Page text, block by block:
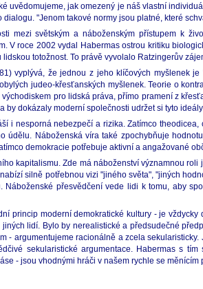
uvědomujeme, jak omezený je náš vlastní
"Jenom takové normy jsou platné, které
mezi světským a náboženským přístupem k
V roce 2002 vydal Habermas ostrou kritiku
totožnost. To právě vyvolalo Ratzingerův
vyplývá, že jednou z jeho klíčových myšlenek
judeo-křesťanských myšlenek. Teorie o
pro lidská práva, přímo pramení z
dokázaly moderní společnosti udržet si tyto
i nesporná nebezpečí a rizika. Zatímco
Náboženská víra také zpochybňuje
demokracie potřebuje aktivní a angažované
kapitalismu. Zde má náboženství významnou
silně potřebnou vizi "jiného světa", "jiných
přesvědčení vede lidi k tomu, aby
princip moderní demokratické kultury - je
lidí. Bylo by nerealistické a předsudečné
argumentujeme racionálně a zcela
sekularistické argumentace. Habermas s
- jsou vhodnými hráči v našem rychle se